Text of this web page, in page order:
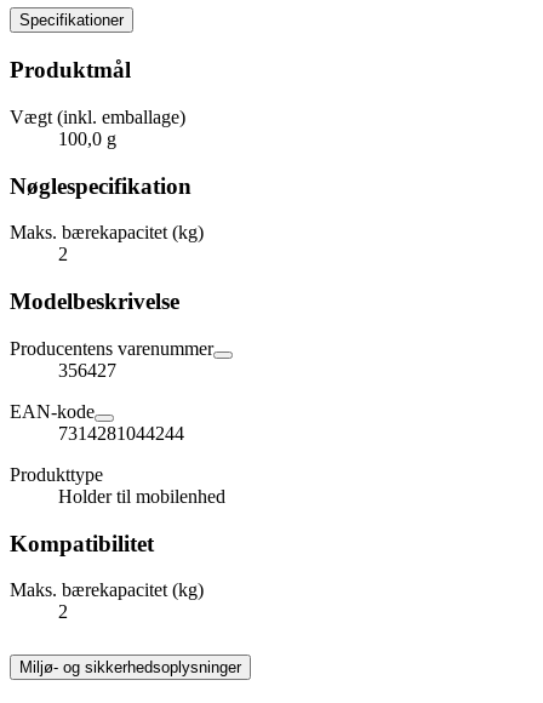
Specifikationer
Produktmål
Vægt (inkl. emballage)
100,0 g
Nøglespecifikation
Maks. bærekapacitet (kg)
2
Modelbeskrivelse
Producentens varenummer
356427
EAN-kode
7314281044244
Produkttype
Holder til mobilenhed
Kompatibilitet
Maks. bærekapacitet (kg)
2
Miljø- og sikkerhedsoplysninger